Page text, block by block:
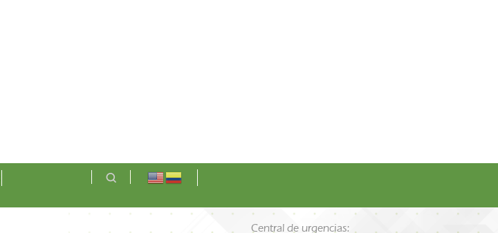
Central de urgencias: